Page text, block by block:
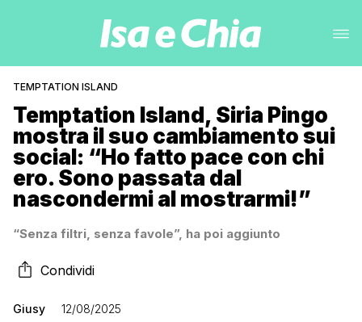
TEMPTATION ISLAND
Temptation Island, Siria Pingo
mostra il suo cambiamento sui
social: “Ho fatto pace con chi
ero. Sono passata dal
nascondermi al mostrarmi!”
“Senza filtri, senza favole”, ha poi aggiunto
Condividi
Giusy 12/08/2025